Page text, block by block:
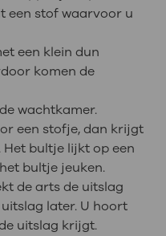
een stof waarvoor u
een klein dun
komen de
wachtkamer.
een stofje, dan krijgt
bultje lijkt op een
bultje jeuken.
de arts de uitslag
later. U hoort
uitslag krijgt.